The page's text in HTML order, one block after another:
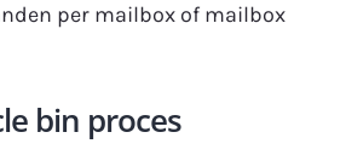
per mailbox of mailbox
bin proces